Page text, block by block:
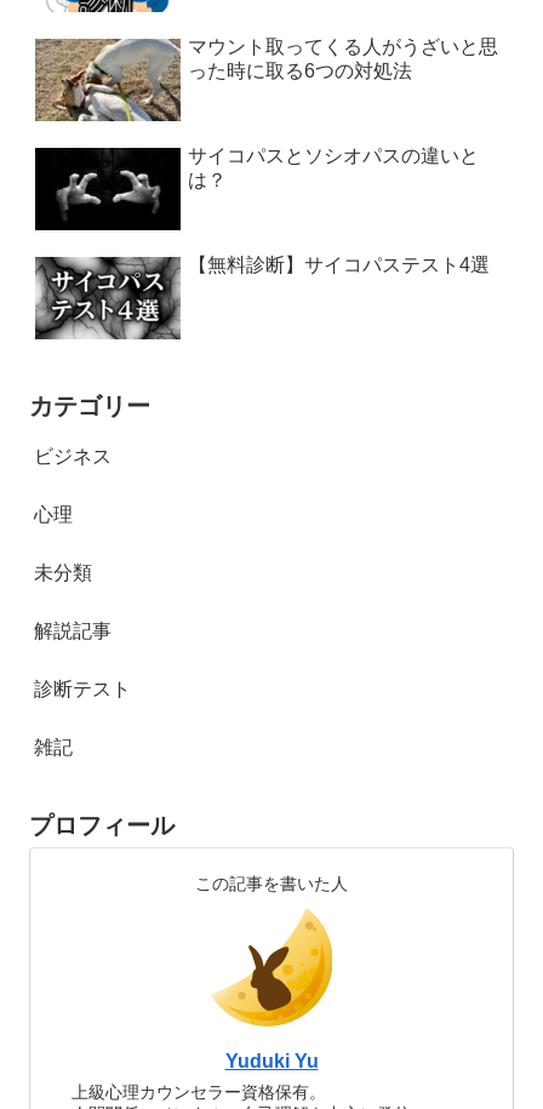
マウント取ってくる人がうざいと思
った時に取る6つの対処法
サイコパスとソシオパスの違いと
は？
【無料診断】サイコパステスト4選
カテゴリー
ビジネス
心理
未分類
解説記事
診断テスト
雑記
プロフィール
この記事を書いた人
Yuduki Yu
上級心理カウンセラー資格保有。